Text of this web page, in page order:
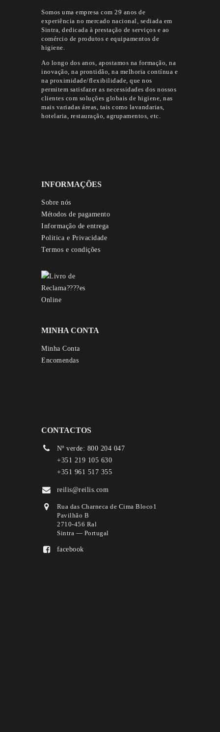
Somos uma empresa com 29 anos de
experiência no mercado nacional, sediada em
Sintra, dedicada à prestação de serviços e ao
comércio de produtos e equipamentos de
higiene.
Ao longo dos anos, apostamos na formação, na
inovação, na prontidão, na melhoria contínua e
na proximidade/flexibilidade, que nos
permitem satisfazer as necessidades dos nossos
clientes com soluções globais de higiene, nas
mais variadas áreas, tais como lavandarias,
hotelaria, restauração, agrupamentos, etc.
INFORMAÇÕES
Sobre nós
Métodos de pagamento
Informação de entrega
Politica e Privacidade
Termos e condições
MINHA CONTA
Minha Conta
Encomendas
CONTACTOS
Nº verde: 800 204 047
+351 219 105 630
+351 961 517 355
reilis@reilis.com
Rua das Charneca de Cima Bloco1
Pavilhão B
2710-456 Ral
Sintra — Portugal
facebook